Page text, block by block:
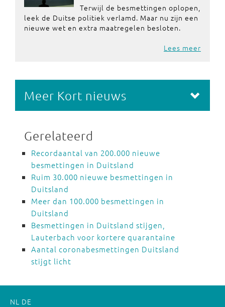
Terwijl de besmettingen oplopen,
leek de Duitse politiek verlamd. Maar nu zijn een
nieuwe wet en extra maatregelen besloten.
Lees meer
Meer Kort nieuws
Gerelateerd
Recordaantal van 200.000 nieuwe
besmettingen in Duitsland
Ruim 30.000 nieuwe besmettingen in
Duitsland
Meer dan 100.000 besmettingen in
Duitsland
Besmettingen in Duitsland stijgen,
Lauterbach voor kortere quarantaine
Aantal coronabesmettingen Duitsland
stijgt licht
NL DE